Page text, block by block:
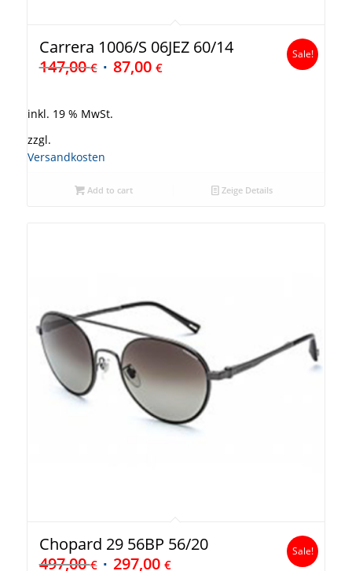
Carrera 1006/S 06JEZ 60/14
147,00€ 87,00 €
Sale!
inkl. 19 % MwSt.
zzgl.
Versandkosten
Add to cart Zeige Details
Chopard 29 56BP 56/20
497,00€ 297,00 €
Sale!